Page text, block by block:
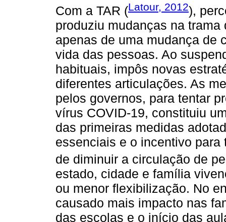
Com a TAR (Latour, 2012),
produziu mudanças na
apenas de uma mudança de
vida das pessoas. Ao
habituais, impôs novas
diferentes articulações. As
pelos governos, para tentar
vírus COVID-19, constituiu
das primeiras medidas
essenciais e o incentivo
de diminuir a circulação de
estado, cidade e família
ou menor flexibilização. No
causado mais impacto nas
das escolas e o início das